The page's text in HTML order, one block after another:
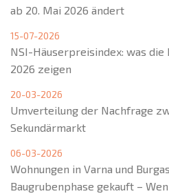
ab 20. Mai 2026 ändert
15-07-2026
NSI-Häuserpreisindex: was die
2026 zeigen
20-03-2026
Umverteilung der Nachfrage
Sekundärmarkt
06-03-2026
Wohnungen in Varna und
Baugrubenphase gekauft –